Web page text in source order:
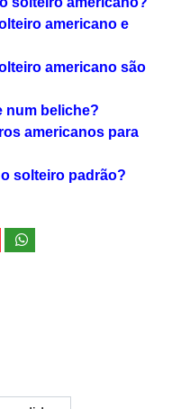
americano e
americano são
num beliche?
americanos para
solteiro padrão?